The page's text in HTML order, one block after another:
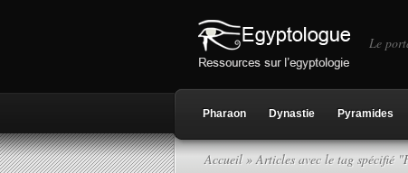
Le
Pharaon Dynastie Pyramides
Accueil» Articles avec le tag spécifié